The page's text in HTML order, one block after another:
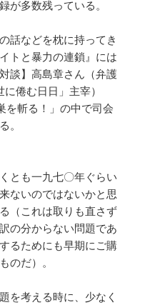
が多数残っている。
話などを枕に持ってき
トと暴力の連鎖』には
談】高島章さん（弁護
倦む日日」主宰）
を斬る！」の中で司会
。
とも一九七〇年ぐらい
ないのではないかと思
（これは取りも直さず
の分からない問題であ
るためにも早期にご購
のだ）。
を考える時に、少なく